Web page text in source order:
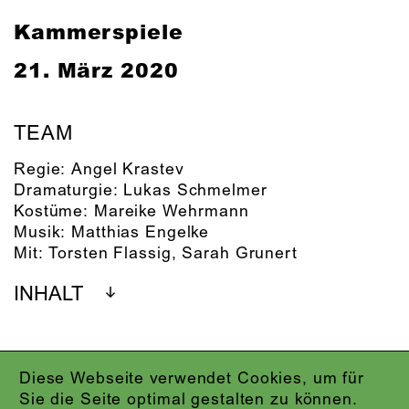
Diese Webseite verwendet Cookies, um für
Sie die Seite optimal gestalten zu können.
Kammerspiele
21. März 2020
TEAM
Regie:Angel Krastev
Dramaturgie: Lukas Schmelmer
Kostüme: Mareike Wehrmann
Musik: Matthias Engelke
Mit:Torsten Flassig, Sarah Grunert
INHALT
IMPRESSUM